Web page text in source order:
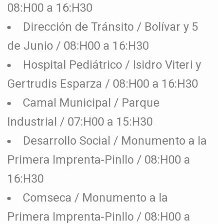
08:H00 a 16:H30
Dirección de Tránsito / Bolívar y 5
de Junio / 08:H00 a 16:H30
Hospital Pediátrico / Isidro Viteri y
Gertrudis Esparza / 08:H00 a 16:H30
Camal Municipal / Parque
Industrial / 07:H00 a 15:H30
Desarrollo Social / Monumento a la
Primera Imprenta-Pinllo / 08:H00 a
16:H30
Comseca / Monumento a la
Primera Imprenta-Pinllo / 08:H00 a